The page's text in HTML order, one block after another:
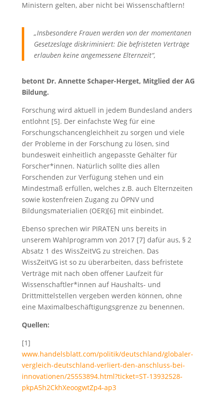
Ministern gelten, aber nicht bei Wissenschaftlern!
„Insbesondere Frauen werden von der momentanen
Gesetzeslage diskriminiert: Die befristeten Verträge
erlauben keine angemessene Elternzeit“,
betont Dr. Annette Schaper-Herget, Mitglied der AG
Bildung.
Forschung wird aktuell in jedem Bundesland anders
entlohnt [5]. Der einfachste Weg für eine
Forschungschancengleichheit zu sorgen und viele
der Probleme in der Forschung zu lösen, sind
bundesweit einheitlich angepasste Gehälter für
Forscher*innen. Natürlich sollte dies allen
Forschenden zur Verfügung stehen und ein
Mindestmaß erfüllen, welches z.B. auch Elternzeiten
sowie kostenfreien Zugang zu ÖPNV und
Bildungsmaterialien (OER)[6] mit einbindet.
Ebenso sprechen wir PIRATEN uns bereits in
unserem Wahlprogramm von 2017 [7] dafür aus, § 2
Absatz 1 des WissZeitVG zu streichen. Das
WissZeitVG ist so zu überarbeiten, dass befristete
Verträge mit nach oben offener Laufzeit für
Wissenschaftler*innen auf Haushalts- und
Drittmittelstellen vergeben werden können, ohne
eine Maximalbeschäftigungsgrenze zu benennen.
Quellen:
[1]
www.handelsblatt.com/politik/deutschland/globaler-
vergleich-deutschland-verliert-den-anschluss-bei-
innovationen/25553894.html?ticket=ST-13932528-
pkpA5h2CkhXeoogwtZp4-ap3